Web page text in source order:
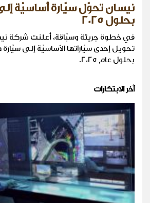
نيسان تحوّل سيّارة أساسيّة
بحلول 2025
في خطوة جريئة وسبّاقة، أعلنت شركة
تحويل إحدى سيّاراتها الأساسيّة إلى سيّارة
بحلول عام 2025.
آخر الابتكارات